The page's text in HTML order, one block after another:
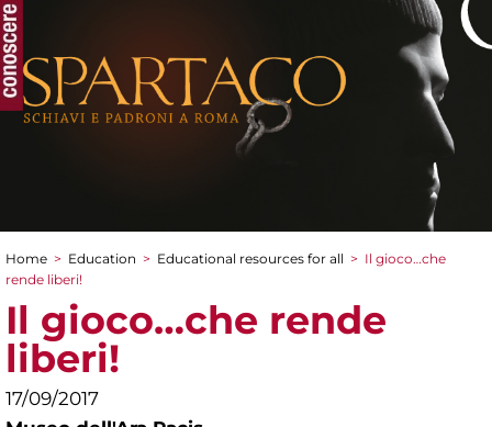
You are here
Home > Education > Educational resources for all > Il gioco…che
rende liberi!
Il gioco…che rende
liberi!
17/09/2017